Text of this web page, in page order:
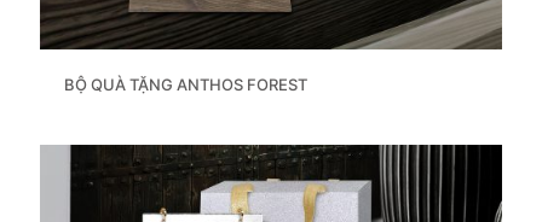
BỘ QUÀ TẶNG ANTHOS FOREST